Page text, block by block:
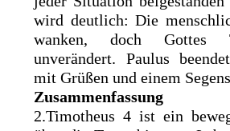
wird deutlich: Die
wanken, doch Gottes
unverändert. Paulus
mit Grüßen und einem
Zusammenfassung
2.Timotheus 4 ist ein